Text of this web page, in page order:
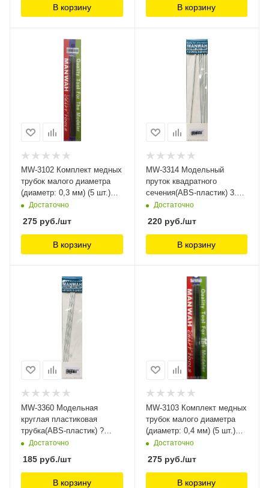
В корзину В корзину
MW-3102 Комплект медных
трубок малого диаметра
(диаметр: 0,3 мм) (5 шт.)
ManWah
Достаточно
275 руб./шт
В корзину
MW-3314 Модельный
пруток квадратного
сечения(ABS-пластик) 3.0
мм*250мм 6шт ManWah
Достаточно
220руб./шт
В корзину
MW-3360 Модельная
круглая пластиковая
трубка(ABS-пластик) ?
2mm*250mm 6шт ManWah
Достаточно
185 руб./шт
В корзину
MW-3103 Комплект медных
трубок малого диаметра
(диаметр: 0,4 мм) (5 шт.)
ManWah
Достаточно
275руб./шт
В корзину